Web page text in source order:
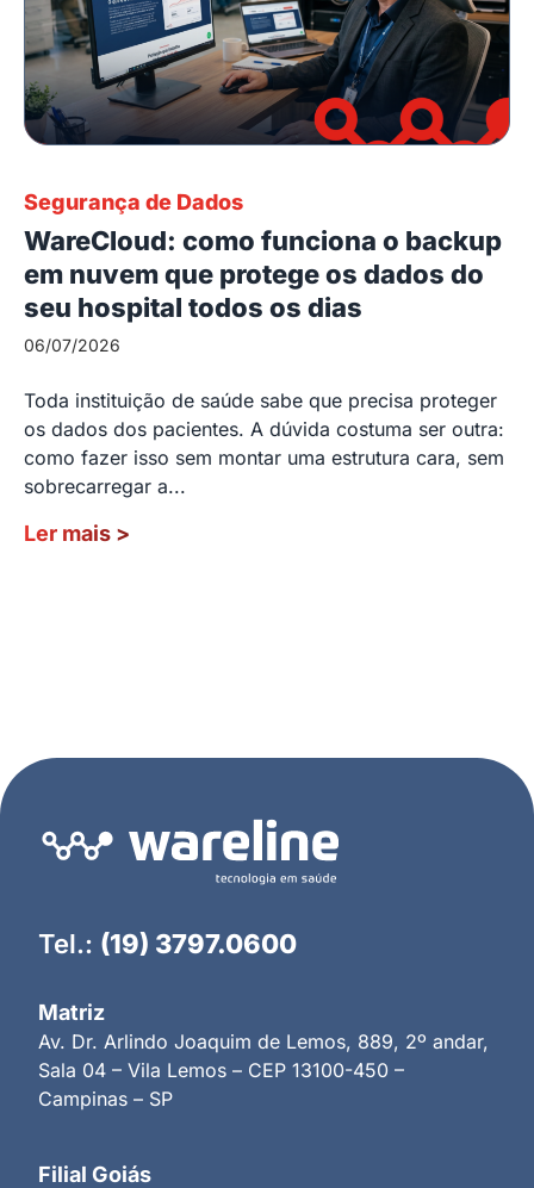
Segurança de Dados
WareCloud: como funciona o backup
em nuvem que protege os dados do
seu hospital todos os dias
06/07/2026
Toda instituição de saúde sabe que precisa proteger
os dados dos pacientes. A dúvida costuma ser outra:
como fazer isso sem montar uma estrutura cara, sem
sobrecarregar a...
Ler mais >
Tel.: (19) 3797.0600
Matriz
Av. Dr. Arlindo Joaquim de Lemos, 889, 2º andar,
Sala 04 – Vila Lemos – CEP 13100-450 –
Campinas – SP
Filial Goiás